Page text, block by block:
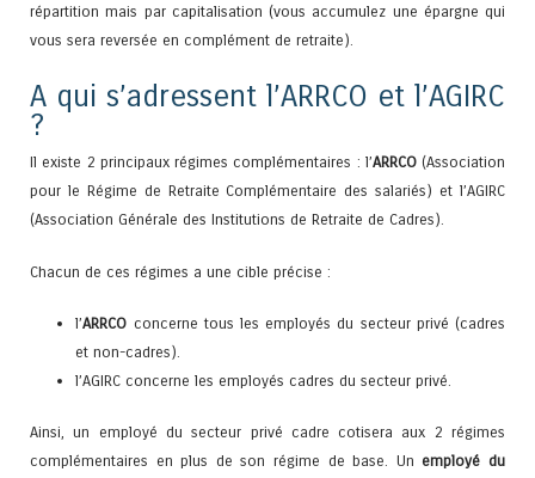
répartition mais par capitalisation (vous accumulez une épargne qui
vous sera reversée en complément de retraite).
A qui s’adressent l’ARRCO et l’AGIRC
?
Il existe 2 principaux régimes complémentaires : l’ARRCO(Association
pour le Régime de Retraite Complémentaire des salariés) et l’AGIRC
(Association Générale des Institutions de Retraite de Cadres).
Chacun de ces régimes a une cible précise :
l’ARRCO concerne tous les employés du secteur privé (cadres
et non-cadres).
l’AGIRC concerne les employés cadres du secteur privé.
Ainsi, un employé du secteur privé cadre cotisera aux 2 régimes
complémentaires en plus de son régime de base. Un employé du